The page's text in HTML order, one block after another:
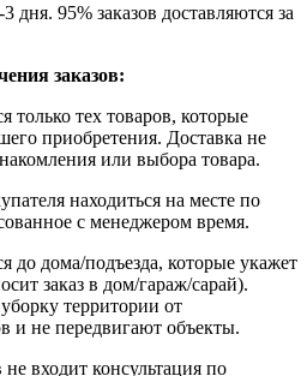
95% заказов доставляются за
заказов:
только тех товаров, которые
приобретения. Доставка не
или выбора товара.
находиться на месте по
с менеджером время.
до дома/подъезда, которые укажет
заказ в дом/гараж/сарай).
территории от
и не передвигают объекты.
входит консультация по